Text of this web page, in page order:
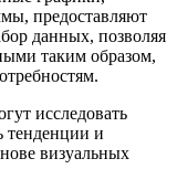
предоставляют
данных, позволяя
таким образом,
исследовать
тенденции и
визуальных